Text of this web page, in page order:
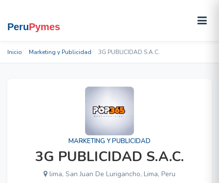
Inicio Marketing y Publicidad 3G PUBLICIDAD S.A.C.
MARKETING Y PUBLICIDAD
3G PUBLICIDAD S.A.C.
lima, San Juan De Lurigancho, Lima, Peru